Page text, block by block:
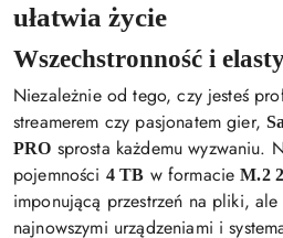
ułatwia życie
Wszechstronność i
Niezależnie od tego, czy jesteś
streamerem czy pasjonatem gier,
PRO sprosta każdemu wyzwaniu.
pojemności 4 TB w formacieM.2
imponującą przestrzeń na pliki, ale
najnowszymi urządzeniami i